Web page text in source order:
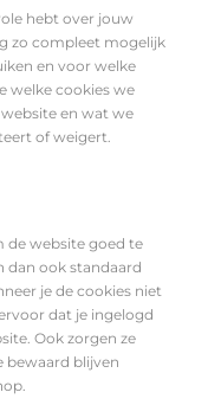
hebt over jouw
zo compleet mogelijk
en voor welke
welke cookies we
en wat we
of weigert.
de website goed te
dan ook standaard
je de cookies niet
dat je ingelogd
Ook zorgen ze
bewaard blijven